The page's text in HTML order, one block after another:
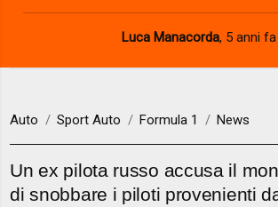
Luca Manacorda, 5 anni fa
Auto Sport Auto Formula 1 News
Un ex pilota russo accusa il
di snobbare i piloti provenienti